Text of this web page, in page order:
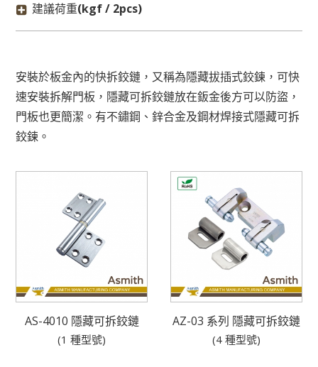
建議荷重(kgf / 2pcs)
安裝於板金內的快拆鉸鏈，又稱為隱藏拔插式鉸鍊，可快
速安裝拆解門板，隱藏可拆鉸鏈放在鈑金後方可以防盜，
門板也更簡潔。有不鏽鋼、鋅合金及鋼材焊接式隱藏可拆
鉸鍊。
AS-4010 隱藏可拆鉸鏈
(1 種型號)
AZ-03 系列 隱藏可拆鉸鏈
(4 種型號)